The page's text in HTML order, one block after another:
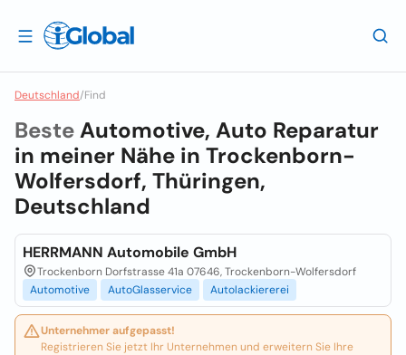
Deutschland/Find
BesteAutomotive, Auto Reparatur
in meiner Nähe in Trockenborn-
Wolfersdorf, Thüringen,
Deutschland
HERRMANN Automobile GmbH
Trockenborn Dorfstrasse 41a 07646, Trockenborn-Wolfersdorf
Automotive
AutoGlasservice Autolackiererei
Unternehmer aufgepasst!
Registrieren Sie jetzt Ihr Unternehmen und erweitern Sie Ihre